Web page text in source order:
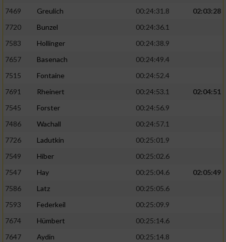
7469
Greulich 00:24:31.8
02:03:28
7720
Bunzel
00:24:36.1
7583
Hollinger
00:24:38.9
7657
Basenach
00:24:49.4
7515
Fontaine
00:24:52.4
7691
Rheinert 00:24:53.1
02:04:51
7545
Forster
00:24:56.9
7486
Wachall
00:24:57.1
7726
Ladutkin
00:25:01.9
7549
Hiber
00:25:02.6
7547
Hay 00:25:04.6
02:05:49
7586
Latz
00:25:05.6
7593
Federkeil
00:25:09.9
7674
Hümbert
00:25:14.6
7647
Aydin
00:25:14.8